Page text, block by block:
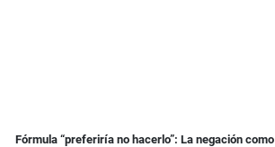
Fórmula “preferiría no hacerlo”: La negación